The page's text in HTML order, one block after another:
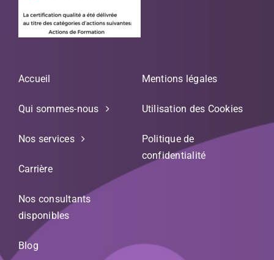
Accueil
Qui sommes-nous
Nos services
Carrière
Nos consultants
disponibles
Blog
Mentions légales
Utilisation des Cookies
Politique de
confidentialité